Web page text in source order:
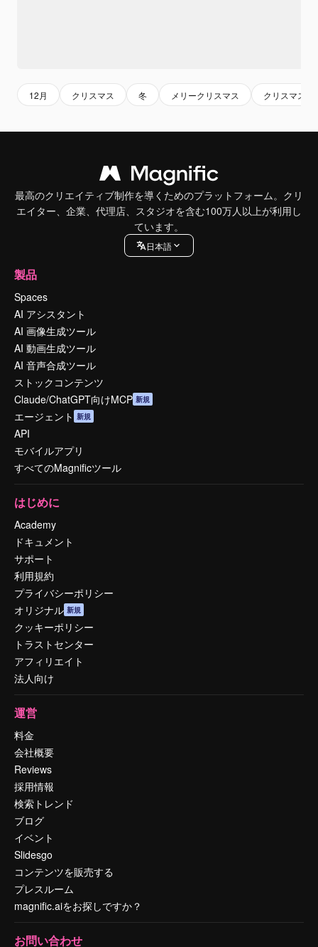
12月 クリスマス 冬 メリークリスマス クリスマス
最高のクリエイティブ制作を導くためのプラットフォーム。クリ
エイター、企業、代理店、スタジオを含む100万人以上が利用し
ています。
日本語
製品
Spaces
AI アシスタント
AI 画像生成ツール
AI 動画生成ツール
AI 音声合成ツール
ストックコンテンツ
Claude/ChatGPT向けMCP 新規
エージェント 新規
API
モバイルアプリ
すべてのMagnificツール
はじめに
Academy
ドキュメント
サポート
利用規約
プライバシーポリシー
オリジナル 新規
クッキーポリシー
トラストセンター
アフィリエイト
法人向け
運営
料金
会社概要
Reviews
採用情報
検索トレンド
ブログ
イベント
Slidesgo
コンテンツを販売する
プレスルーム
magnific.aiをお探しですか？
お問い合わせ